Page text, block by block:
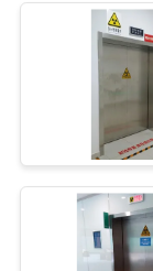
POLICY